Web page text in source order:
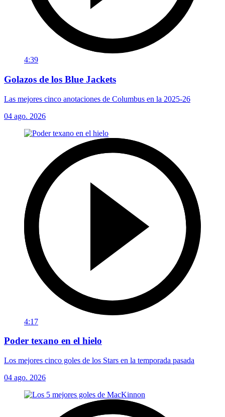
4:39
Golazos de los Blue Jackets
Las mejores cinco anotaciones de Columbus en la 2025-26
04 ago. 2026
4:17
Poder texano en el hielo
Los mejores cinco goles de los Stars en la temporada pasada
04 ago. 2026